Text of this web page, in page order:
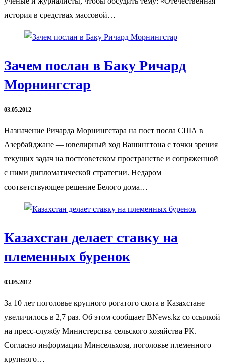
история в средствах массовой…
Зачем послан в Баку Ричард
Морнингстар
03.05.2012
Назначение Ричарда Морнингстара на пост посла США в
Азербайджане — ювелирный ход Вашингтона с точки зрения
текущих задач на постсоветском пространстве и сопряженной
с ними дипломатической стратегии. Недаром
соответствующее решение Белого дома…
Казахстан делает ставку на
племенных буренок
03.05.2012
За 10 лет поголовье крупного рогатого скота в Казахстане
увеличилось в 2,7 раз. Об этом сообщает BNews.kz со ссылкой
на пресс-службу Министерства сельского хозяйства РК.
Согласно информации Минсельхоза, поголовье племенного
крупного…